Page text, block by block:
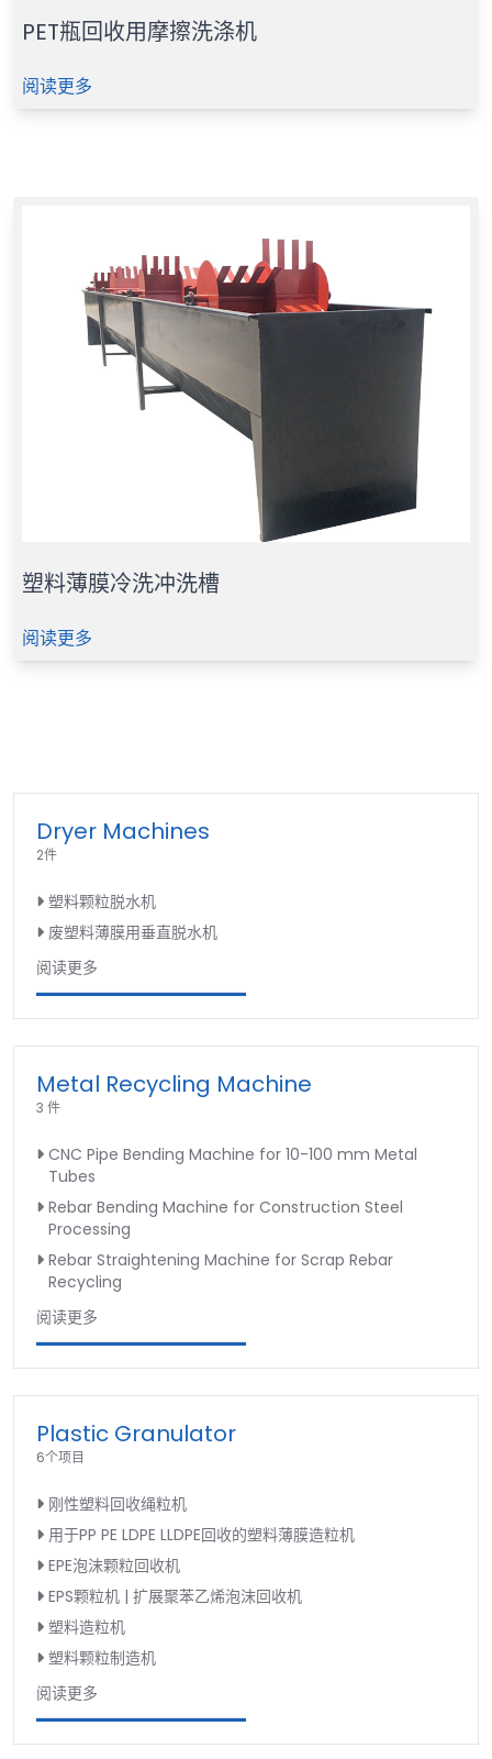
PET瓶回收用摩擦洗涤机
阅读更多
塑料薄膜冷洗冲洗槽
阅读更多
Dryer Machines
2件
塑料颗粒脱水机
废塑料薄膜用垂直脱水机
阅读更多
Metal Recycling Machine
3 件
CNC Pipe Bending Machine for 10-100 mm Metal
Tubes
Rebar Bending Machine for Construction Steel
Processing
Rebar Straightening Machine for Scrap Rebar
Recycling
阅读更多
Plastic Granulator
6个项目
刚性塑料回收绳粒机
用于PP PE LDPE LLDPE回收的塑料薄膜造粒机
EPE泡沫颗粒回收机
EPS颗粒机 | 扩展聚苯乙烯泡沫回收机
塑料造粒机
塑料颗粒制造机
阅读更多